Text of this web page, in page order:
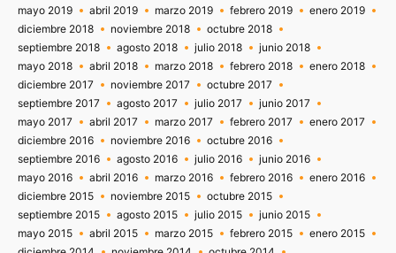
mayo 2019
abril 2019 marzo 2019 febrero 2019
enero 2019
diciembre 2018
noviembre 2018
octubre 2018
septiembre 2018
agosto 2018 julio 2018
junio 2018
mayo 2018
abril 2018 marzo 2018 febrero 2018
enero 2018
diciembre 2017
noviembre 2017
octubre 2017
septiembre 2017
agosto 2017 julio 2017
junio 2017
mayo 2017
abril 2017 marzo 2017 febrero 2017
enero 2017
diciembre 2016
noviembre 2016
octubre 2016
septiembre 2016
agosto 2016 julio 2016
junio 2016
mayo 2016
abril 2016 marzo 2016 febrero 2016
enero 2016
diciembre 2015
noviembre 2015
octubre 2015
septiembre 2015
agosto 2015 julio 2015
junio 2015
mayo 2015
abril 2015 marzo 2015 febrero 2015
enero 2015